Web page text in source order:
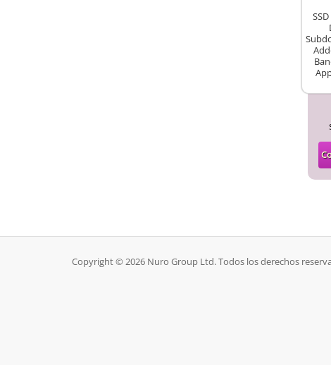
Copyright © 2026 Nuro Group Ltd. Todos los derechos